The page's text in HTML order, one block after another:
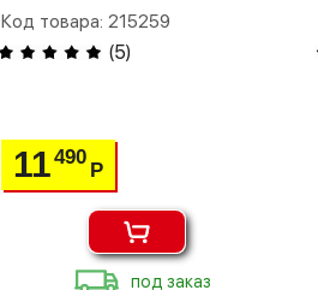
Код товара: 215259
(5)
11490
Р
под заказ